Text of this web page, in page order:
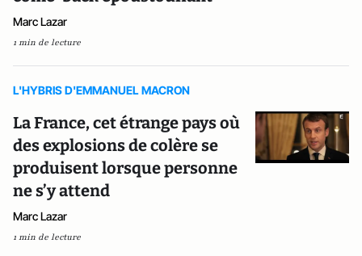
Marc Lazar
1 min de lecture
L'HYBRIS D'EMMANUEL MACRON
La France, cet étrange pays où
des explosions de colère se
produisent lorsque personne
ne s’y attend
Marc Lazar
1 min de lecture